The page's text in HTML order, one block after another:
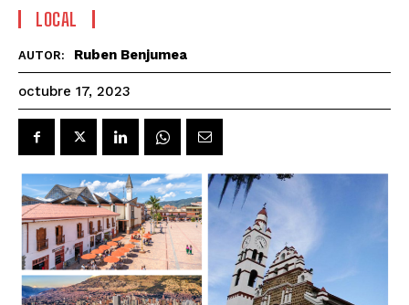
LOCAL
AUTOR: Ruben Benjumea
octubre 17, 2023